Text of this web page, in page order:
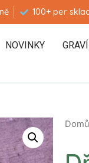
100+ per
NOVINKY
Domů